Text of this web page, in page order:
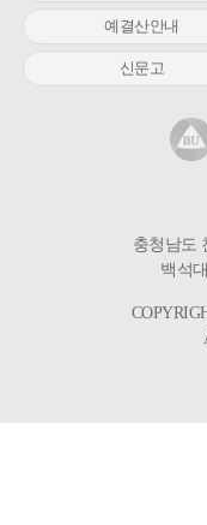
예결산안내
신문고
충청남도
백석